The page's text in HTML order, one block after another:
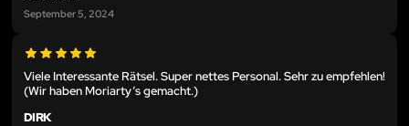
September 5, 2024
Viele Interessante Rätsel. Super nettes Personal. Sehr zu empfehlen!
(Wir haben Moriarty‘s gemacht.)
DIRK